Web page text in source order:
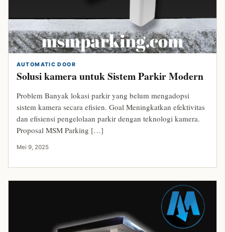
AUTOMATIC DOOR
Solusi kamera untuk Sistem Parkir Modern
Problem Banyak lokasi parkir yang belum mengadopsi
sistem kamera secara efisien. Goal Meningkatkan efektivitas
dan efisiensi pengelolaan parkir dengan teknologi kamera.
Proposal MSM Parking […]
Mei 9, 2025